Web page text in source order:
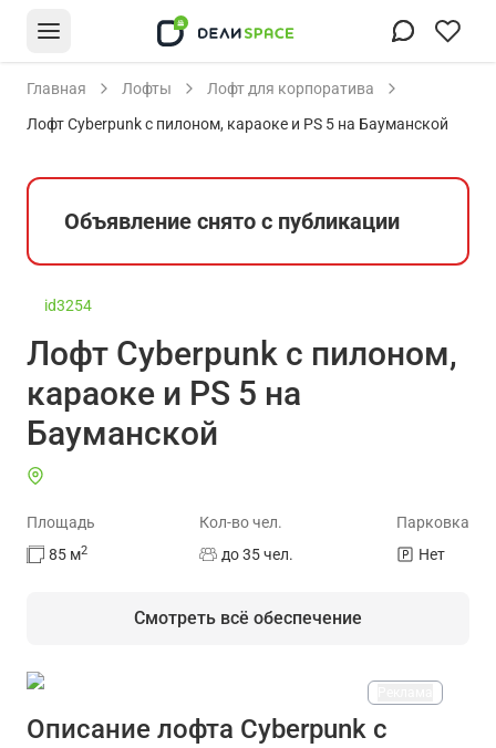
Главная Лофты
Лофт для корпоратива
Лофт Cyberpunk с пилоном, караоке и PS 5 на Бауманской
Объявление снято с публикации
id3254
Лофт Cyberpunk с пилоном,
караоке и PS 5 на
Бауманской
Площадь
85 м2
Кол-во чел.
до 35 чел.
Парковка
Нет
Смотреть всё обеспечение
На площадке есть
Описание лофта Cyberpunk с